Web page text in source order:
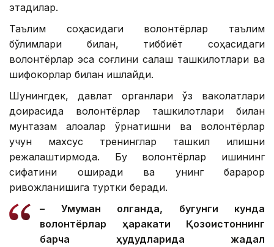
этадилар.
Таълим соҳасидаги волонтёрлар таълим
бўлимлари билан, тиббиёт соҳасидаги
волонтёрлар эса соғлиқни сақлаш ташкилотлари ва
шифокорлар билан ишлайди.
Шунингдек, давлат органлари ўз ваколатлари
доирасида волонтёрлар ташкилотлари билан
мунтазам алоқалар ўрнатишни ва волонтёрлар
учун махсус тренинглар ташкил қилишни
режалаштирмоқда. Бу волонтёрлар ишининг
сифатини оширади ва унинг барқарор
ривожланишига туртки беради.
– Умуман олганда, бугунги кунда
волонтёрлар ҳаракати Қозоғистоннинг
барча ҳудудларида жадал